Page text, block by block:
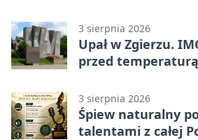
3 sierpnia 2026
Upał w Zgierzu.
przed temperaturą
3 sierpnia 2026
Śpiew naturalny
talentami z całej